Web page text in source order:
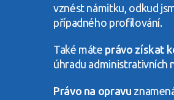
vznést námitku, odkud
případného profilování.
Také máte právo získat
úhradu administrativních
Právo na opravu